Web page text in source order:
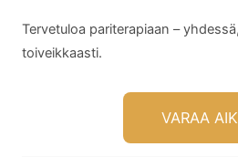
Tervetuloa pariterapiaan –
toiveikkaasti.
VARAA